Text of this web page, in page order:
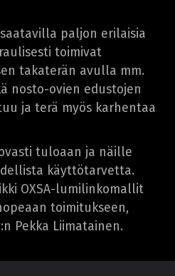
paljon erilaisia
toimivat
takaterän avulla mm.
nosto-ovien edustojen
ja terä myös karhentaa
tuloaan ja näille
käyttötarvetta.
OXSA-lumilinkomallit
toimitukseen,
Pekka Liimatainen.